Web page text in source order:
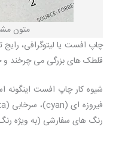
متون
چاپ افست یا لیتوگرافی،
قلطک های بزرگی می چرخند
شیوه کار چاپ افست
رنگ های سفارشی (به ویژه